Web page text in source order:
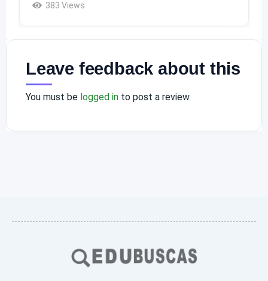
383 Views
Leave feedback about this
You must be logged in to post a review.